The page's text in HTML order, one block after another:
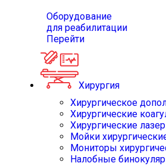
Оборудование
для реабилитации
Перейти
Хирургия
Хирургическое
Хирургические
Хирургические
Мойки
Мониторы
Налобные